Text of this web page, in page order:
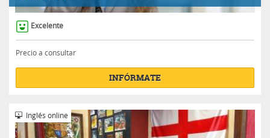
Excelente
Precio a consultar
INFÓRMATE
Inglés online